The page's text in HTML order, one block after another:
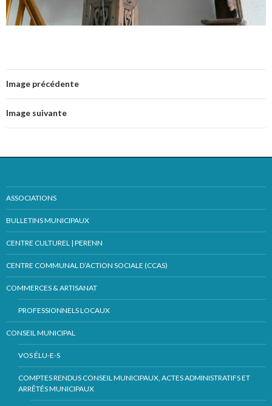
Image précédente
Image suivante
ASSOCIATIONS
BULLETINS MUNICIPAUX
CENTRE CULTUREL | PERENN
CENTRE COMMUNAL D’ACTION SOCIALE (CCAS)
COMMERCES & ARTISANAT
PROFESSIONNELS LOCAUX
CONSEIL MUNICIPAL
VOS ÉLU-E-S
COMPTES RENDUS CONSEIL MUNICIPAUX, ACTES ADMINISTRATIFS ET
ARRÊTÉS MUNICIPAUX